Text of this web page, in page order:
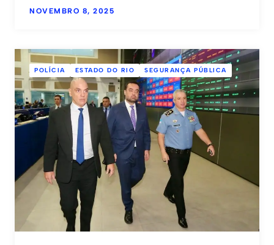
NOVEMBRO 8, 2025
POLÍCIA ESTADO DO RIO SEGURANÇA PÚBLICA